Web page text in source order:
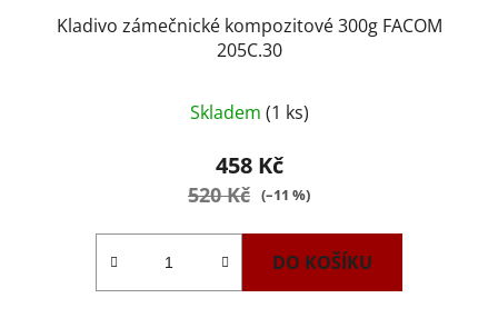
Kladivo zámečnické kompozitové 300g FACOM
205C.30
Skladem (1 ks)
458 Kč
520 Kč (–11 %)
DO KOŠÍKU